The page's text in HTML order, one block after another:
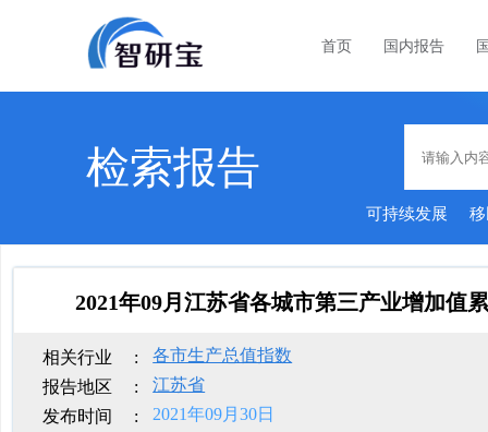
首页 国内报告
检索报告
可持续发展
2021年09月江苏省各城市第三产业增加值
相关行业 :
各市生产总值指数
报告地区
:
江苏省
发布时间
: 2021年09月30日